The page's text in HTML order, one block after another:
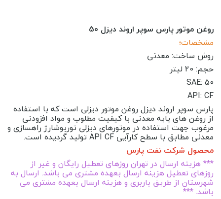
روغن موتور پارس سوپر اروند دیزل 50
مشخصات؛
روش ساخت: معدنی
حجم: 20 لیتر
SAE: 50
API: CF
پارس سوپر اروند دیزل روغن موتور دیزلی است که با استفاده
از روغن های پایه معدنی با کیفیت مطلوب و مواد افزودنی
مرغوب جهت استفاده در موتورهای دیزلی توربوشارژ راهسازی و
معدنی مطابق با سطح کارآیی API CF تولید گردیده است.
محصول شرکت نفت پارس
*** هزینه ارسال در تهران روزهای تعطیل رایگان و غیر از
روزهای تعطیل هزینه ارسال بعهده مشتری می باشد. ارسال به
شهرستان از طریق باربری و هزینه ارسال بعهده مشتری می
باشد. ***